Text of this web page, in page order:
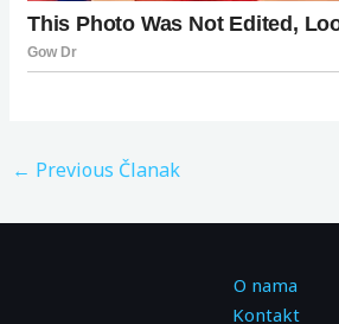
← Previous Članak
O nama
Kontakt